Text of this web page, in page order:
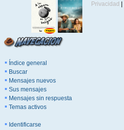
Índice general
Buscar
Mensajes nuevos
Sus mensajes
Mensajes sin respuesta
Temas activos
Identificarse
Privacidad